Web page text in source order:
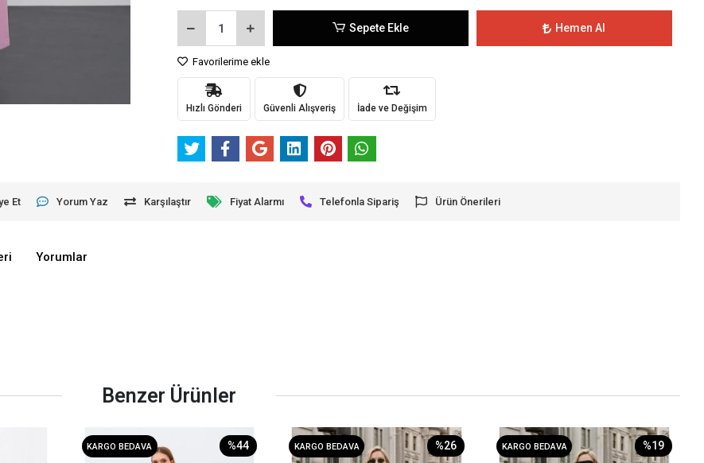
Sepete Ekle Hemen Al
Favorilerime ekle
Hızlı Gönderi Güvenli Alışveriş İade ve Değişim
Et Yorum Yaz Karşılaştır Fiyat Alarmı Telefonla Sipariş Ürün Önerileri
Yorumlar
Benzer Ürünler
KARGO BEDAVA %44 KARGO BEDAVA %26 KARGO BEDAVA %19